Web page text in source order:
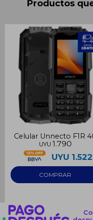
Productos
Celular Unnecto F1R
UYU 1.790
UYU 1.522